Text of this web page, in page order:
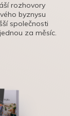
rozhovory
byznysu
společnosti
za měsíc.